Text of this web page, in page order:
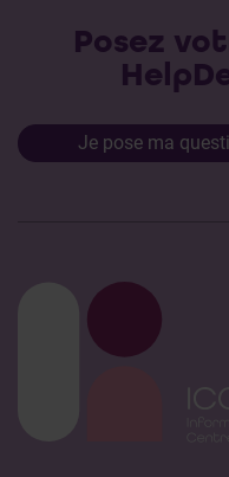
Posez
Je pose ma